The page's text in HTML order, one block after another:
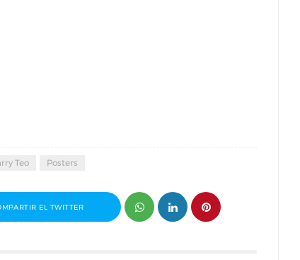
Teo Posters
EL TWITTER